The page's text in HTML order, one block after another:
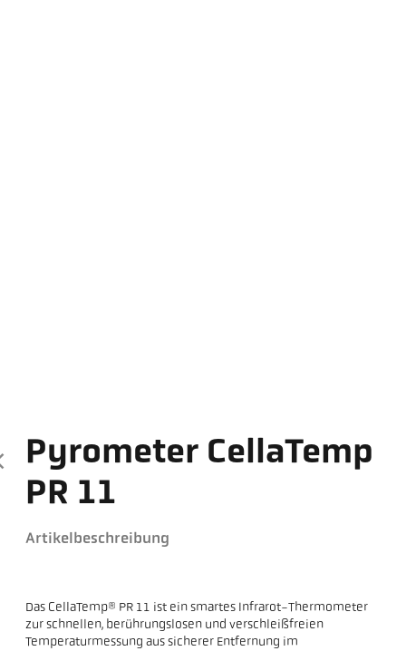
Pyrometer CellaTemp
PR 11
Artikelbeschreibung
Das CellaTemp® PR 11 ist ein smartes Infrarot-Thermometer
zur schnellen, berührungslosen und verschleißfreien
Temperaturmessung aus sicherer Entfernung im